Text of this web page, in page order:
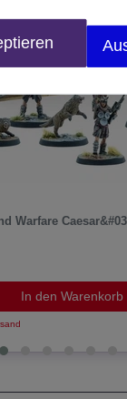
Warfare
In den Warenkorb